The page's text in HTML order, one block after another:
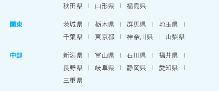
秋田県
山形県
福島県
関東
茨城県 栃木県 群馬県
埼玉県
千葉県
東京都 神奈川県
山梨県
中部
新潟県 富山県 石川県
福井県
長野県
岐阜県 静岡県
愛知県
三重県